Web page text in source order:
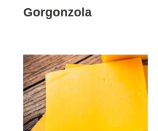
Gorgonzola